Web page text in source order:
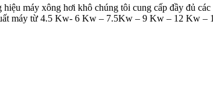
máy xông hơi khô chúng tôi cung cấp đầy đủ
máy từ 4.5 Kw- 6 Kw – 7.5Kw – 9 Kw – 12 Kw